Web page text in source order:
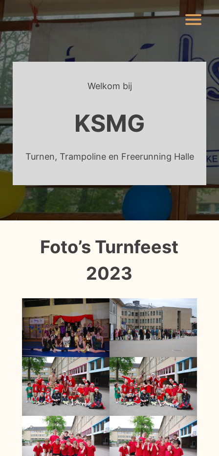
to
content
Welkom bij
KSMG
Turnen, Trampoline en Freerunning Halle
Foto’s Turnfeest
2023